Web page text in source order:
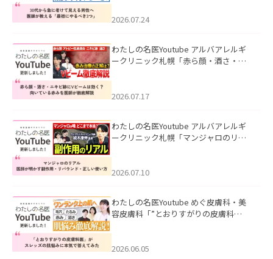
た。
2026.07.24
わたしの名医Youtube アルバアレルギ
ークリニック札幌「赤ら顔・酒さ・ニ
した。
2026.07.17
わたしの名医Youtube アルバアレルギ
ークリニック札幌「マンジャロのリア
た。
2026.07.10
わたしの名医Youtube めぐ皮膚科・美
容皮膚科「”とおりすがりの皮膚科
2026.06.05